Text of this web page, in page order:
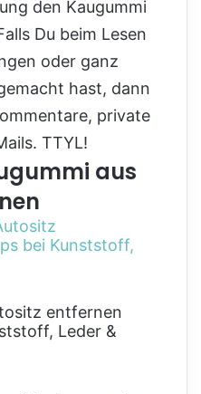
den Kaugummi
Du beim Lesen
oder ganz
hast, dann
private
TTYL!
aus
entfernen
Leder &